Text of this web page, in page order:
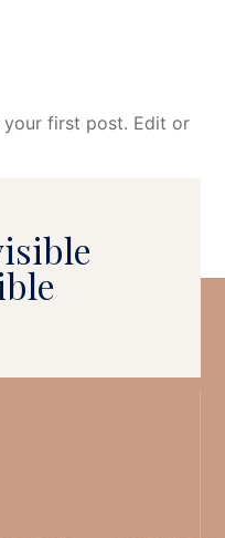
your first post. Edit or